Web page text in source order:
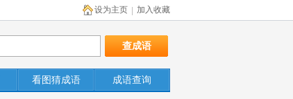
加入收藏
设为主页
看图猜成语 成语查询